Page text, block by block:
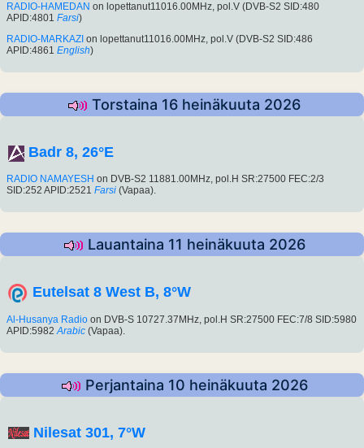
RADIO-HAMEDAN on lopettanut11016.00MHz, pol.V (DVB-S2 SID:480
APID:4801 Farsi)
RADIO-MARKAZI on lopettanut11016.00MHz, pol.V (DVB-S2 SID:486
APID:4861 English)
Torstaina 16 heinäkuuta 2026
Badr 8, 26°E
RADIO NAMAYESH on DVB-S2 11881.00MHz, pol.H SR:27500 FEC:2/3
SID:252 APID:2521 Farsi (Vapaa).
Lauantaina 11 heinäkuuta 2026
Eutelsat 8 West B, 8°W
Al-Husanya Radio on DVB-S 10727.37MHz, pol.H SR:27500 FEC:7/8 SID:5980
APID:5982 Arabic (Vapaa).
Perjantaina 10 heinäkuuta 2026
Nilesat 301, 7°W